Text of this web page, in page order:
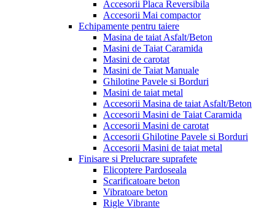
Accesorii Placa Reversibila
Accesorii Mai compactor
Echipamente pentru taiere
Masina de taiat Asfalt/Beton
Masini de Taiat Caramida
Masini de carotat
Masini de Taiat Manuale
Ghilotine Pavele si Borduri
Masini de taiat metal
Accesorii Masina de taiat Asfalt/Beton
Accesorii Masini de Taiat Caramida
Accesorii Masini de carotat
Accesorii Ghilotine Pavele si Borduri
Accesorii Masini de taiat metal
Finisare si Prelucrare suprafete
Elicoptere Pardoseala
Scarificatoare beton
Vibratoare beton
Rigle Vibrante